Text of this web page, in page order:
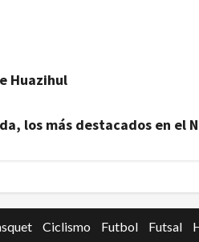
Huazihul
los más destacados en el
Ciclismo Futbol Futsal